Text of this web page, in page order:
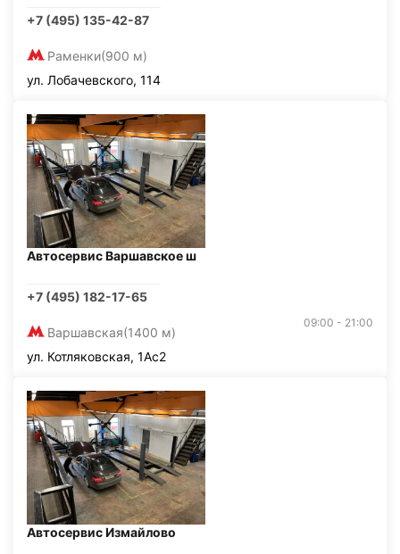
+7 (495) 135-42-87
Раменки(900 м)
ул. Лобачевского, 114
Автосервис Варшавское ш
+7 (495) 182-17-65
Варшавская(1400 м)
09:00 - 21:00
ул. Котляковская, 1Ас2
Автосервис Измайлово